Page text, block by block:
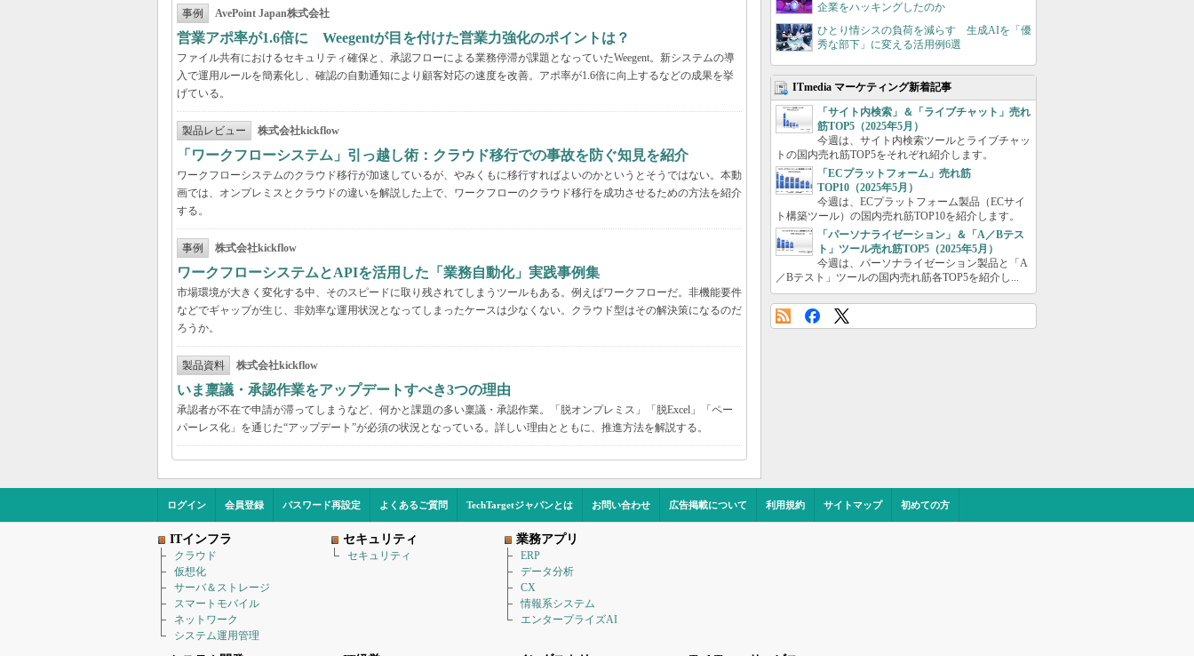
事例 AvePoint Japan株式会社
営業アポ率が1.6倍に Weegentが目を付けた営業力強化のポイントは？
ファイル共有におけるセキュリティ確保と、承認フローによる業務停滞が課題となっていたWeegent。新システムの導
入で運用ルールを簡素化し、確認の自動通知により顧客対応の速度を改善。アポ率が1.6倍に向上するなどの成果を挙
げている。
製品レビュー 株式会社kickflow
「ワークフローシステム」引っ越し術：クラウド移行での事故を防ぐ知見を紹介
ワークフローシステムのクラウド移行が加速しているが、やみくもに移行すればよいのかというとそうではない。本動
画では、オンプレミスとクラウドの違いを解説した上で、ワークフローのクラウド移行を成功させるための方法を紹介
する。
事例 株式会社kickflow
ワークフローシステムとAPIを活用した「業務自動化」実践事例集
市場環境が大きく変化する中、そのスピードに取り残されてしまうツールもある。例えばワークフローだ。非機能要件
などでギャップが生じ、非効率な運用状況となってしまったケースは少なくない。クラウド型はその解決策になるのだ
ろうか。
製品資料 株式会社kickflow
いま稟議・承認作業をアップデートすべき3つの理由
承認者が不在で申請が滞ってしまうなど、何かと課題の多い稟議・承認作業。「脱オンプレミス」「脱Excel」「ペー
パーレス化」を通じた“アップデート”が必須の状況となっている。詳しい理由とともに、推進方法を解説する。
企業をハッキングしたのか
ひとり情シスの負荷を減らす 生成AIを「優
秀な部下」に変える活用例6選
ITmedia マーケティング新着記事
「サイト内検索」＆「ライブチャット」売れ
筋TOP5（2025年5月）
今週は、サイト内検索ツールとライブチャッ
トの国内売れ筋TOP5をそれぞれ紹介します。
「ECプラットフォーム」売れ筋
TOP10（2025年5月）
今週は、ECプラットフォーム製品（ECサイ
ト構築ツール）の国内売れ筋TOP10を紹介します。
「パーソナライゼーション」＆「A／Bテス
ト」ツール売れ筋TOP5（2025年5月）
今週は、パーソナライゼーション製品と「A
／Bテスト」ツールの国内売れ筋各TOP5を紹介し...
ログイン 会員登録 パスワード再設定 よくあるご質問 TechTargetジャパンとは お問い合わせ 広告掲載について 利用規約 サイトマップ 初めての方
ITインフラ
クラウド
仮想化
サーバ＆ストレージ
スマートモバイル
ネットワーク
システム運用管理
セキュリティ
セキュリティ
業務アプリ
ERP
データ分析
CX
情報系システム
エンタープライズAI